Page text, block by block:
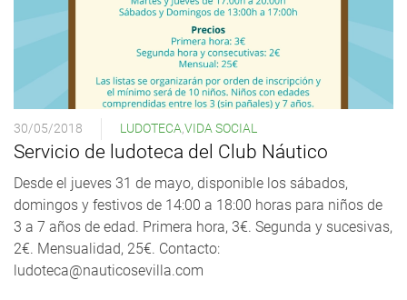
30/05/2018 LUDOTECA VIDA SOCIAL
Servicio de ludoteca del Club Náutico
Desde el jueves 31 de mayo, disponible los sábados,
domingos y festivos de 14:00 a 18:00 horas para niños de
3 a 7 años de edad. Primera hora, 3€. Segunda y sucesivas,
2€. Mensualidad, 25€. Contacto:
ludoteca@nauticosevilla.com